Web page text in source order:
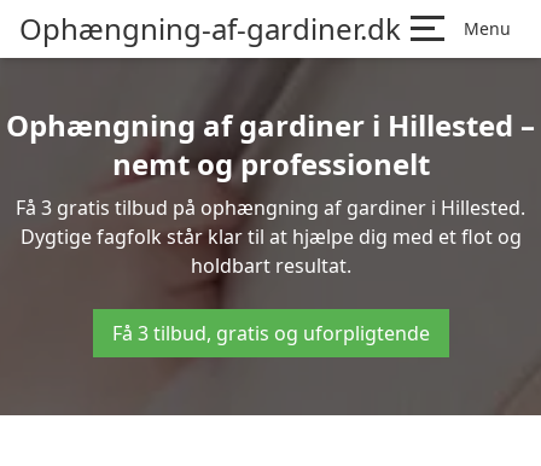
Ophængning-af-gardiner.dk Menu
Ophængning af gardiner i Hillested –
nemt og professionelt
Få 3 gratis tilbud på ophængning af gardiner i Hillested.
Dygtige fagfolk står klar til at hjælpe dig med et flot og
holdbart resultat.
Få 3 tilbud, gratis og uforpligtende